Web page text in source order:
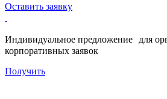
Оставить заявку
Индивидуальное предложение для
корпоративных заявок
Получить